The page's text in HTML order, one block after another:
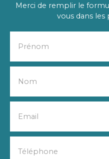
Merci de remplir le
vous dans les
Prénom
Nom
Email
Téléphone